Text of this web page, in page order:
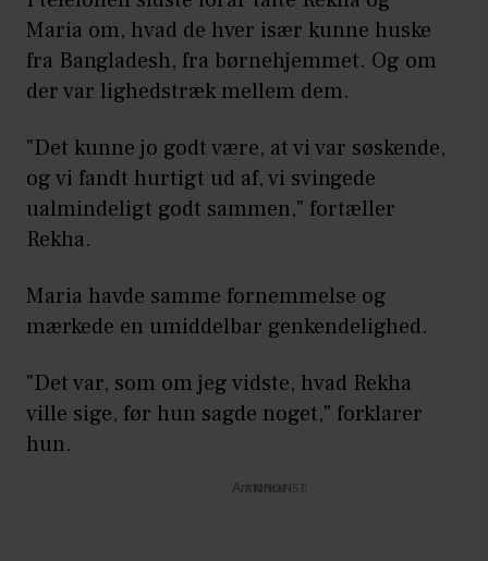
Maria om, hvad de hver især kunne huske
fra Bangladesh, fra børnehjemmet. Og om
der var lighedstræk mellem dem.
"Det kunne jo godt være, at vi var søskende,
og vi fandt hurtigt ud af, vi svingede
ualmindeligt godt sammen," fortæller
Rekha.
Maria havde samme fornemmelse og
mærkede en umiddelbar genkendelighed.
"Det var, som om jeg vidste, hvad Rekha
ville sige, før hun sagde noget," forklarer
hun.
Annonce